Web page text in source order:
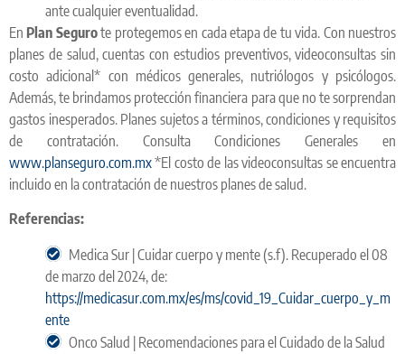
ante cualquier eventualidad.
En Plan Segurote protegemos en cada etapa de tu vida. Con nuestros
planes de salud, cuentas con estudios preventivos, videoconsultas sin
costo adicional* con médicos generales, nutriólogos y psicólogos.
Además, te brindamos protección financiera para que no te sorprendan
gastos inesperados. Planes sujetos a términos, condiciones y requisitos
de contratación. Consulta Condiciones Generales en
www.planseguro.com.mx*El costo de las videoconsultas se encuentra
incluido en la contratación de nuestros planes de salud.
Referencias:
Medica Sur | Cuidar cuerpo y mente (s.f). Recuperado el 08
de marzo del 2024, de:
https://medicasur.com.mx/es/ms/covid_19_Cuidar_cuerpo_y_m
ente
Onco Salud | Recomendaciones para el Cuidado de la Salud